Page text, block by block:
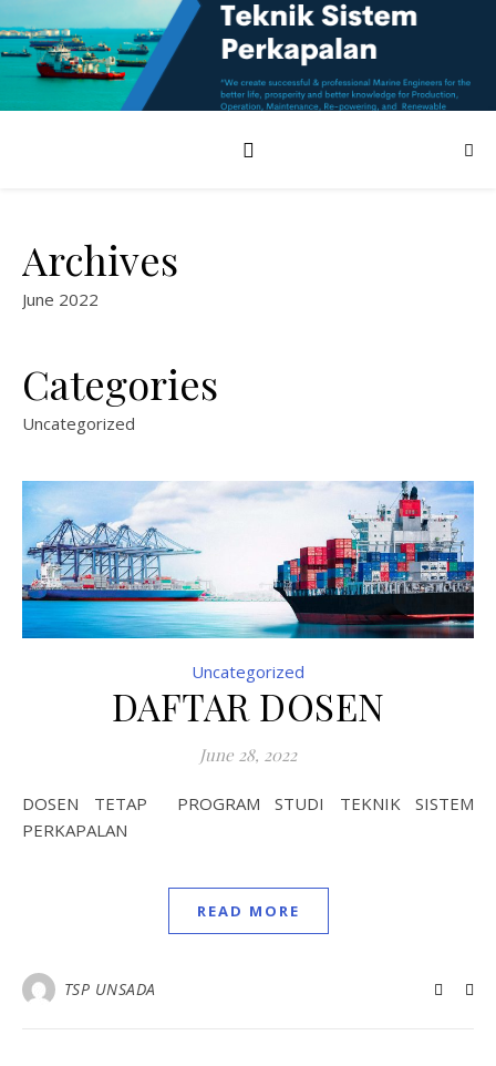
Archives
June 2022
Categories
Uncategorized
Uncategorized
DAFTAR DOSEN
June 28, 2022
DOSEN TETAP PROGRAM STUDI TEKNIK SISTEM
PERKAPALAN
READ MORE
TSP UNSADA